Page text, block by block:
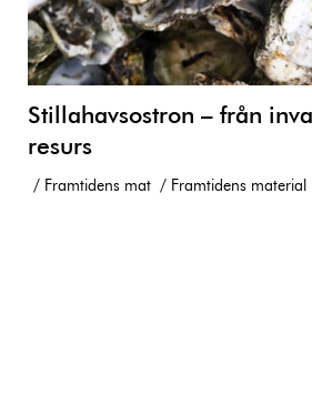
Stillahavsostron – från
resurs
Framtidens mat Framtidens material